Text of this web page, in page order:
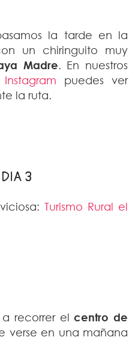
la tarde en la
un chiringuito muy
Madre. En nuestros
Instagram puedes ver
la ruta.
3
Turismo Rural el
a recorrer elcentro de
verse en una mañana